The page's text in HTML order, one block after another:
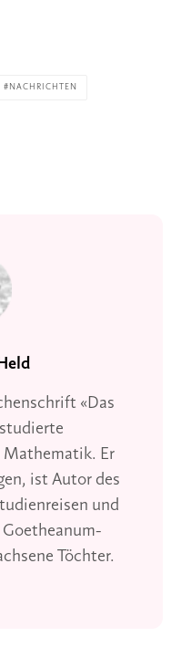
NACHRICHTEN
«Das
Mathematik. Er
ist Autor des
und
Töchter.